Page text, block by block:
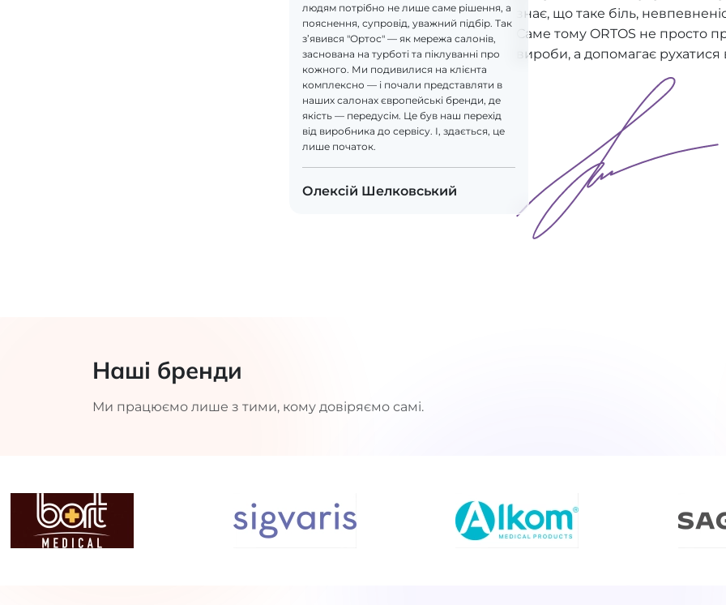
людям потрібно не лише саме рішення, а
пояснення, супровід, уважний підбір. Так
з’явився "Ортос" — як мережа салонів,
заснована на турботі та піклуванні про
кожного. Ми подивилися на клієнта
комплексно — і почали представляти в
наших салонах європейські бренди, де
якість — передусім. Це був наш перехід
від виробника до сервісу. І, здається, це
лише початок.
Олексій Шелковський
знає, що таке біль,
Саме тому ORTOS не просто
вироби, а допомагає рухатися
Наші бренди
Ми працюємо лише з тими, кому довіряємо самі.